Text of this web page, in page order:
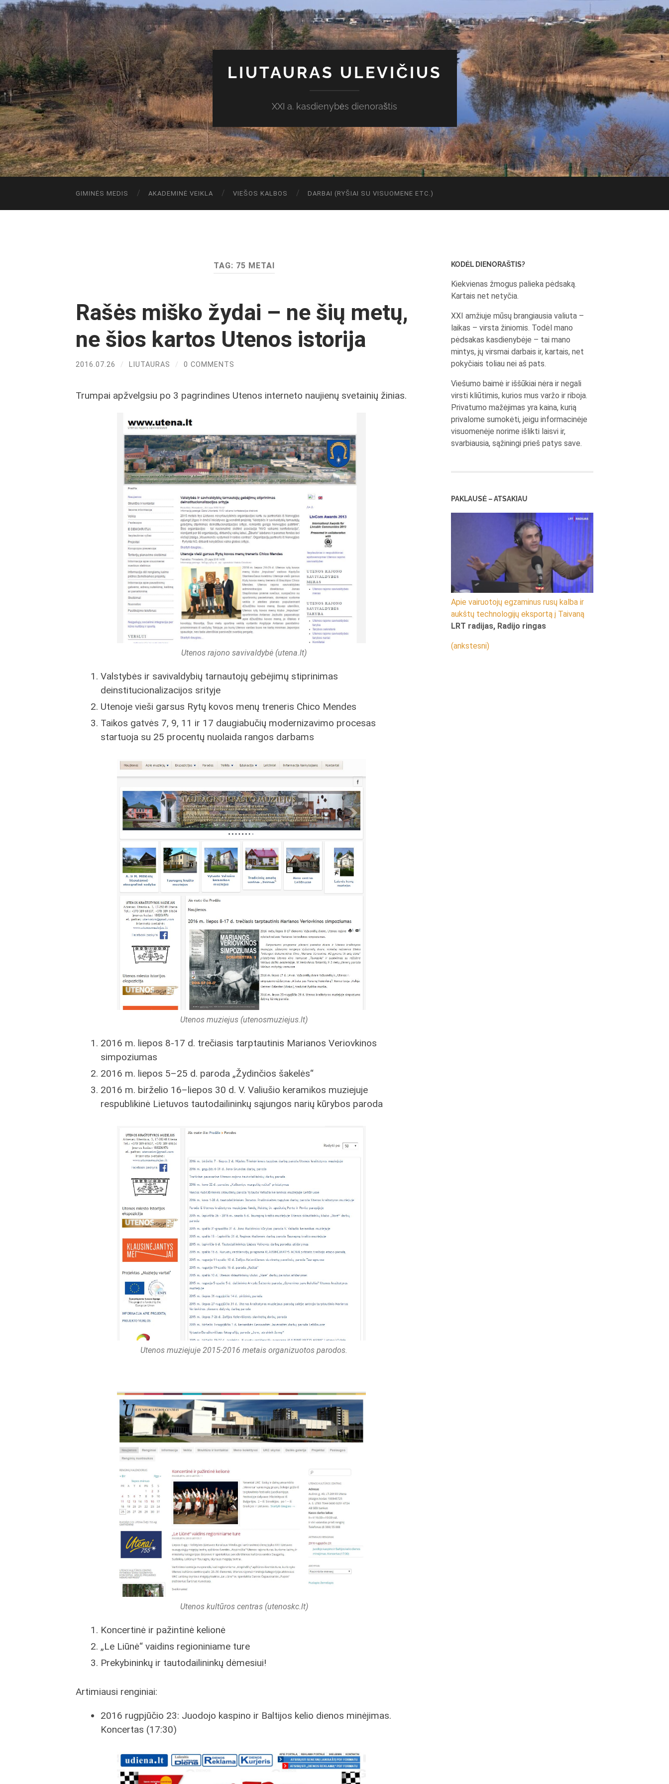
LIUTAURAS ULEVIČIUS
XXI a. kasdienybės dienoraštis
GIMINĖS MEDIS AKADEMINĖ VEIKLA VIEŠOS KALBOS DARBAI (RYŠIAI SU VISUOMENE ETC.)
TAG: 75 METAI
Rašės miško žydai – ne šių metų,
ne šios kartos Utenos istorija
2016.07.26 / LIUTAURAS / 0 COMMENTS
Trumpai apžvelgsiu po 3 pagrindines Utenos interneto naujienų svetainių žinias.
Utenos rajono savivaldybė (utena.lt)
Valstybės ir savivaldybių tarnautojų gebėjimų stiprinimas
deinstitucionalizacijos srityje
Utenoje vieši garsus Rytų kovos menų treneris Chico Mendes
Taikos gatvės 7, 9, 11 ir 17 daugiabučių modernizavimo procesas
startuoja su 25 procentų nuolaida rangos darbams
Utenos muziejus (utenosmuziejus.lt)
2016 m. liepos 8-17 d. trečiasis tarptautinis Marianos Veriovkinos
simpoziumas
2016 m. liepos 5–25 d. paroda „Žydinčios šakelės“
2016 m. birželio 16–liepos 30 d. V. Valiušio keramikos muziejuje
respublikinė Lietuvos tautodailininkų sąjungos narių kūrybos paroda
Utenos muziejuje 2015-2016 metais organizuotos parodos.
Utenos kultūros centras (utenoskc.lt)
Koncertinė ir pažintinė kelionė
„Le Liūnė“ vaidins regioniniame ture
Prekybininkų ir tautodailininkų dėmesiui!
Artimiausi renginiai:
2016 rugpjūčio 23: Juodojo kaspino ir Baltijos kelio dienos minėjimas.
Koncertas (17:30)
KODĖL DIENORAŠTIS?
Kiekvienas žmogus palieka pėdsaką.
Kartais net netyčia.
XXI amžiuje mūsų brangiausia valiuta –
laikas – virsta žiniomis. Todėl mano
pėdsakas kasdienybėje – tai mano
mintys, jų virsmai darbais ir, kartais, net
pokyčiais toliau nei aš pats.
Viešumo baimė ir iššūkiai nėra ir negali
virsti kliūtimis, kurios mus varžo ir riboja.
Privatumo mažėjimas yra kaina, kurią
privalome sumokėti, jeigu informacinėje
visuomenėje norime išlikti laisvi ir,
svarbiausia, sąžiningi prieš patys save.
PAKLAUSĖ – ATSAKIAU
Apie vairuotojų egzaminus rusų kalba ir
aukštų technologijų eksportą į Taivaną
LRT radijas, Radijo ringas
(ankstesni)